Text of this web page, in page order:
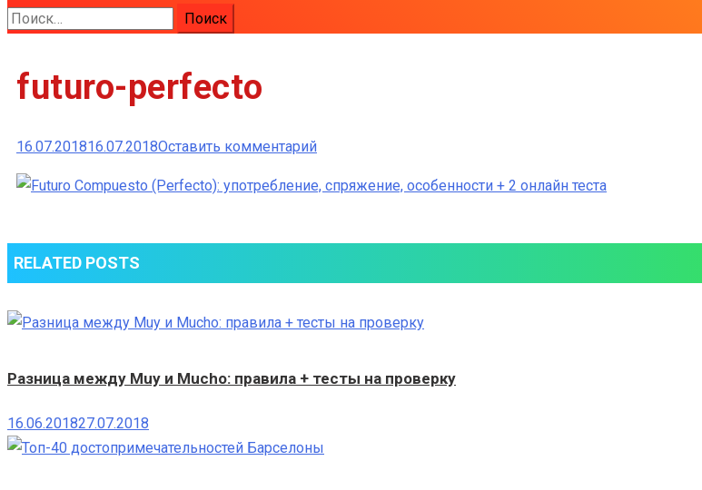
Найти:
futuro-perfecto
16.07.201816.07.2018Оставить комментарийк
perfecto
RELATED POSTS
Разница между Muy и Mucho: правила + тесты на проверку
16.06.201827.07.2018